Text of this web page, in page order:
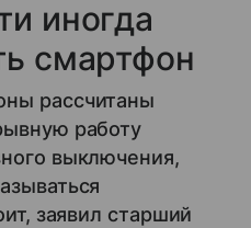
иногда
смартфон
рассчитаны
работу
выключения,
заявил старший